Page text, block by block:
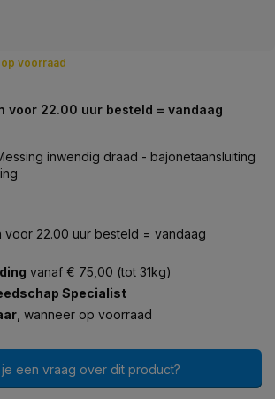
op voorraad
voor 22.00 uur besteld = vandaag
inwendig draad - bajonetaansluiting
voor 22.00 uur besteld = vandaag
vanaf € 75,00 (tot 31kg)
Specialist
, wanneer op voorraad
een vraag over dit product?